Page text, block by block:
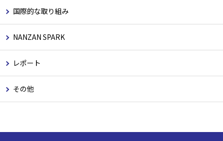
国際的な取り組み
NANZAN SPARK
レポート
その他